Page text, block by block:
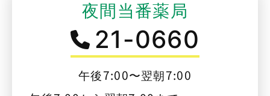
夜間当番薬局
21-0660
午後7:00〜翌朝7:00